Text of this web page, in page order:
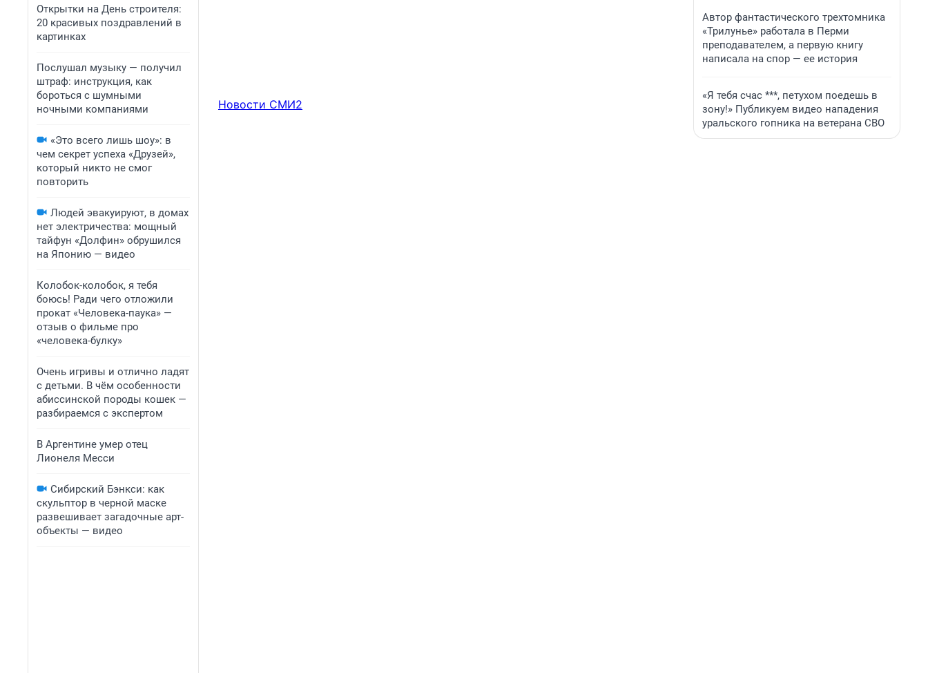
Открытки на День строителя:
20 красивых поздравлений в
картинках
Послушал музыку — получил
штраф: инструкция, как
бороться с шумными
ночными компаниями
«Это всего лишь шоу»: в
чем секрет успеха «Друзей»,
который никто не смог
повторить
Людей эвакуируют, в домах
нет электричества: мощный
тайфун «Долфин» обрушился
на Японию — видео
Колобок-колобок, я тебя
боюсь! Ради чего отложили
прокат «Человека-паука» —
отзыв о фильме про
«человека-булку»
Очень игривы и отлично ладят
с детьми. В чём особенности
абиссинской породы кошек —
разбираемся с экспертом
В Аргентине умер отец
Лионеля Месси
Сибирский Бэнкси: как
скульптор в черной маске
развешивает загадочные арт-
объекты — видео
Новости СМИ2
Автор фантастического трехтомника
«Трилунье» работала в Перми
преподавателем, а первую книгу
написала на спор — ее история
«Я тебя счас ***, петухом поедешь в
зону!» Публикуем видео нападения
уральского гопника на ветерана СВО